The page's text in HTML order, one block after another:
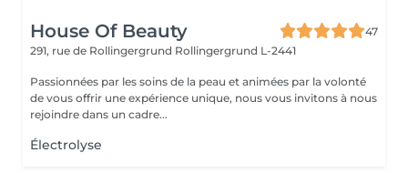
House Of Beauty
47
291, rue de Rollingergrund Rollingergrund L-2441
Passionnées par les soins de la peau et animées par la volonté
de vous offrir une expérience unique, nous vous invitons à nous
rejoindre dans un cadre...
Électrolyse